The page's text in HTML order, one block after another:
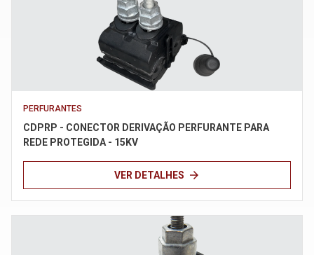
PERFURANTES
CDPRP - CONECTOR DERIVAÇÃO PERFURANTE PARA
REDE PROTEGIDA - 15KV
VER DETALHES arrow_forward